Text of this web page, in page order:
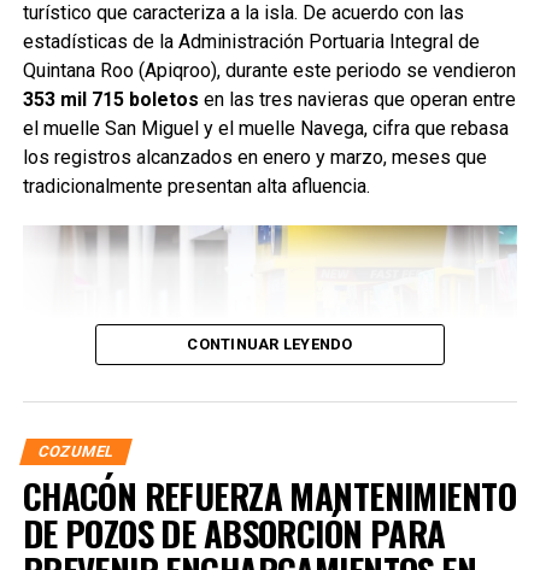
turístico que caracteriza a la isla. De acuerdo con las
estadísticas de la Administración Portuaria Integral de
Quintana Roo (Apiqroo), durante este periodo se vendieron
353 mil 715 boletos en las tres navieras que operan entre
el muelle San Miguel y el muelle Navega, cifra que rebasa
los registros alcanzados en enero y marzo, meses que
tradicionalmente presentan alta afluencia.
CONTINUAR LEYENDO
COZUMEL
CHACÓN REFUERZA MANTENIMIENTO
DE POZOS DE ABSORCIÓN PARA